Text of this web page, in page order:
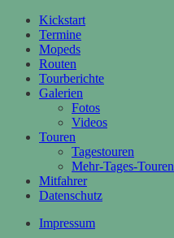
Kickstart
Termine
Mopeds
Routen
Tourberichte
Galerien
Fotos
Videos
Touren
Tagestouren
Mehr-Tages-Touren
Mitfahrer
Datenschutz
Impressum